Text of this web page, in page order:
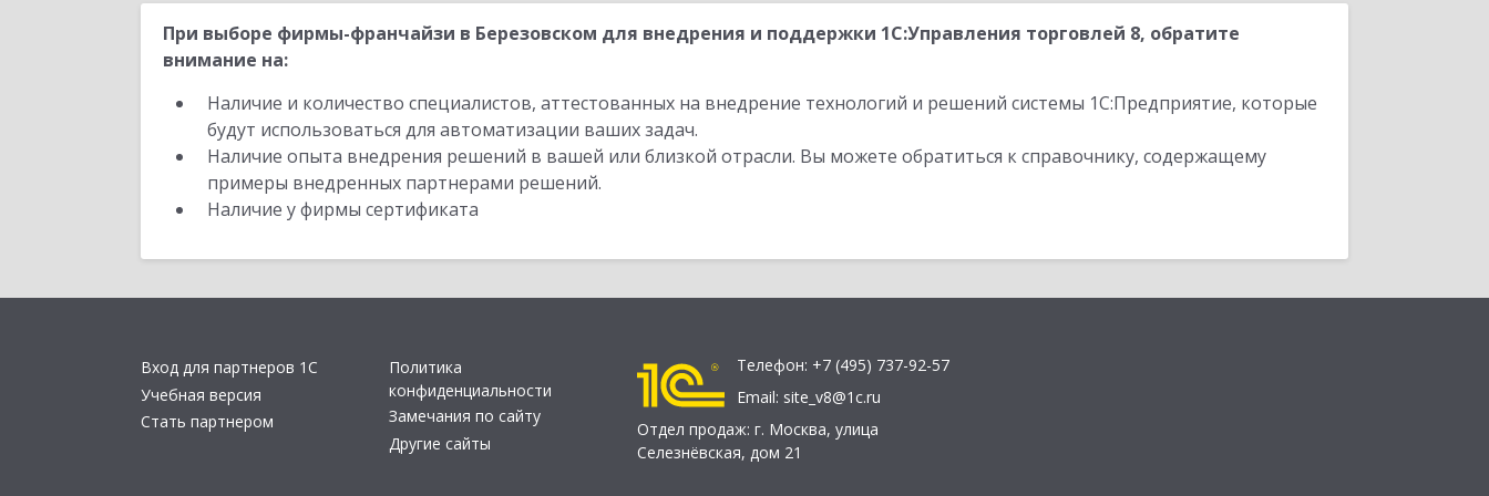
При выборе фирмы-франчайзи в Березовском для внедрения и поддержки 1С:Управления торговлей 8, обратите
внимание на:
Наличие и количество специалистов, аттестованных на внедрение технологий и решений системы 1С:Предприятие, которые
будут использоваться для автоматизации ваших задач.
Наличие опыта внедрения решений в вашей или близкой отрасли. Вы можете обратиться к справочнику, содержащему
примеры внедренных партнерами решений.
Наличие у фирмы сертификата
Вход для партнеров 1С
Учебная версия
Стать партнером
Политика
конфиденциальности
Замечания по сайту
Другие сайты
Телефон: +7 (495) 737-92-57
Email: site_v8@1c.ru
Отдел продаж: г. Москва, улица
Селезнёвская, дом 21